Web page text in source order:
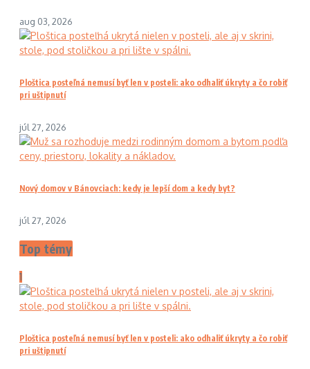
aug 03, 2026
Ploštica posteľná nemusí byť len v posteli: ako odhaliť úkryty a čo robiť
pri uštipnutí
júl 27, 2026
Nový domov v Bánovciach: kedy je lepší dom a kedy byt?
júl 27, 2026
Top témy
1
Ploštica posteľná nemusí byť len v posteli: ako odhaliť úkryty a čo robiť
pri uštipnutí